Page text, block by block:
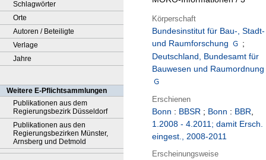
Schlagwörter
Orte
Autoren / Beteiligte
Verlage
Jahre
Weitere E-Pflichtsammlungen
Publikationen aus dem
Regierungsbezirk Düsseldorf
Publikationen aus den
Regierungsbezirken Münster,
Arnsberg und Detmold
Körperschaft
Bundesinstitut für Bau-, Stadt-
und Raumforschung
;
Deutschland, Bundesamt für
Bauwesen und Raumordnung
Erschienen
Bonn : BBSR ; Bonn : BBR,
1.2008 - 4.2011; damit Ersch.
eingest., 2008-2011
Erscheinungsweise